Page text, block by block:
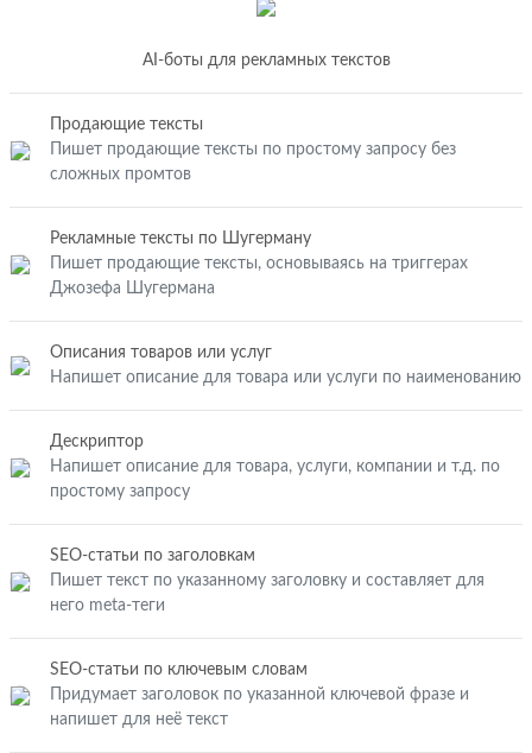
AI-боты для рекламных текстов
Продающие тексты
Пишет продающие тексты по простому запросу без
сложных промтов
Рекламные тексты по Шугерману
Пишет продающие тексты, основываясь на триггерах
Джозефа Шугермана
Описания товаров или услуг
Напишет описание для товара или услуги по наименованию
Дескриптор
Напишет описание для товара, услуги, компании и т.д. по
простому запросу
SEO-статьи по заголовкам
Пишет текст по указанному заголовку и составляет для
него meta-теги
SEO-статьи по ключевым словам
Придумает заголовок по указанной ключевой фразе и
напишет для неё текст